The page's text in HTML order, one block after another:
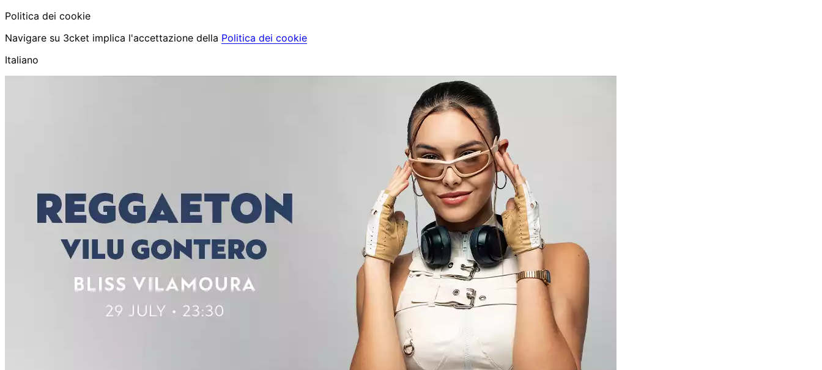
Politica dei cookie
Navigare su 3cket implica l'accettazione della Politica dei cookie
Italiano